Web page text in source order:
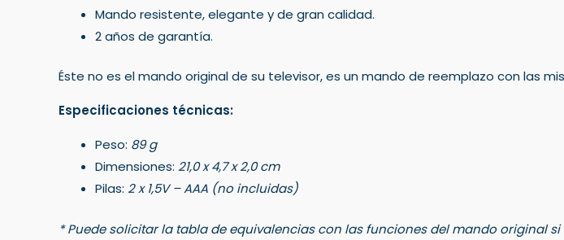
Mando resistente, elegante y de gran calidad.
2 años de garantía.
Éste no es el mando original de su televisor, es un mando de reemplazo con las
Especificaciones técnicas:
Peso: 89 g
Dimensiones: 21,0 x 4,7 x 2,0 cm
Pilas: 2 x 1,5V – AAA (no incluidas)
* Puede solicitar la tabla de equivalencias con las funciones del mando original